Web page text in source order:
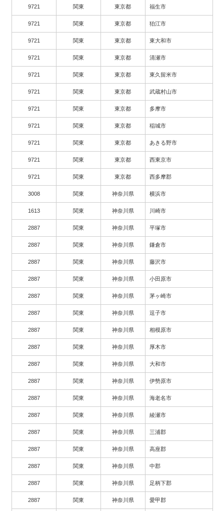
9721 関東 東京都 福生市
9721 関東 東京都 狛江市
9721 関東 東京都 東大和市
9721 関東 東京都 清瀬市
9721 関東 東京都 東久留米市
9721 関東 東京都 武蔵村山市
9721 関東 東京都 多摩市
9721 関東 東京都 稲城市
9721 関東 東京都 あきる野市
9721 関東 東京都 西東京市
9721 関東 東京都 西多摩郡
3008 関東 神奈川県 横浜市
1613 関東 神奈川県 川崎市
2887 関東 神奈川県 平塚市
2887 関東 神奈川県 鎌倉市
2887 関東 神奈川県 藤沢市
2887 関東 神奈川県 小田原市
2887 関東 神奈川県 茅ヶ崎市
2887 関東 神奈川県 逗子市
2887 関東 神奈川県 相模原市
2887 関東 神奈川県 厚木市
2887 関東 神奈川県 大和市
2887 関東 神奈川県 伊勢原市
2887 関東 神奈川県 海老名市
2887 関東 神奈川県 綾瀬市
2887 関東 神奈川県 三浦郡
2887 関東 神奈川県 高座郡
2887 関東 神奈川県 中郡
2887 関東 神奈川県 足柄下郡
2887 関東 神奈川県 愛甲郡